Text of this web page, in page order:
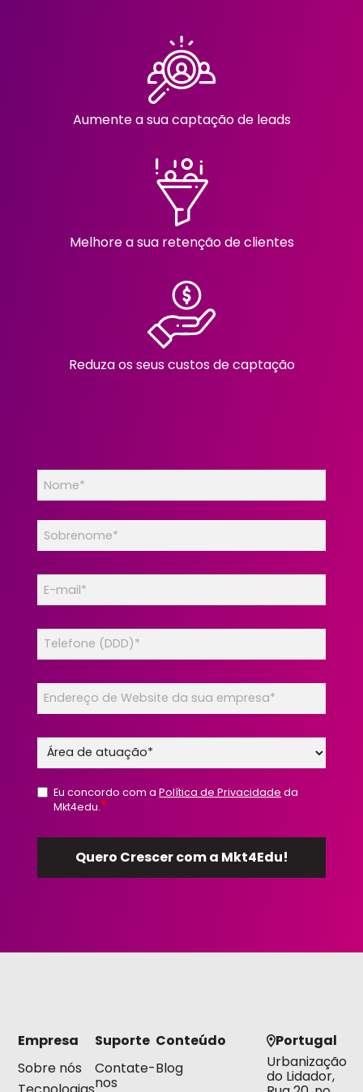
Aumente a sua captação de leads
Melhore a sua retenção de clientes
Reduza os seus custos de captação
Eu concordo com aPolítica de Privacidade da
Mkt4edu.*
Empresa
Sobre nós
Suporte
Contate-
nos
Conteúdo
Blog
Portugal
Urbanização
do Lidador,